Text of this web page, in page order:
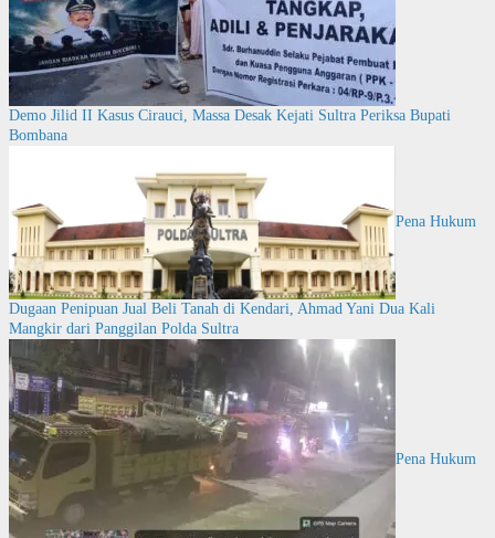
Demo Jilid II Kasus Cirauci, Massa Desak Kejati Sultra Periksa Bupati
Bombana
Pena Hukum
Dugaan Penipuan Jual Beli Tanah di Kendari, Ahmad Yani Dua Kali
Mangkir dari Panggilan Polda Sultra
Pena Hukum